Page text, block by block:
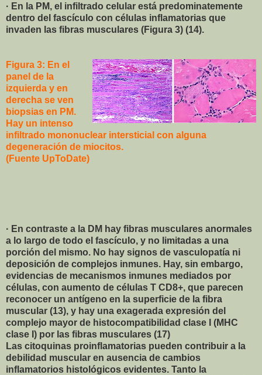
· En la PM, el infiltrado celular está predominatemente
dentro del fascículo con células inflamatorias que
invaden las fibras musculares (Figura 3) (14).
Figura 3: En el
panel de la
izquierda y en
derecha se ven
biopsias en PM.
Hay un intenso
infiltrado mononuclear intersticial con alguna
degeneración de miocitos.
(Fuente UpToDate)
· En contraste a la DM hay fibras musculares anormales
a lo largo de todo el fascículo, y no limitadas a una
porción del mismo. No hay signos de vasculopatía ni
deposición de complejos inmunes. Hay, sin embargo,
evidencias de mecanismos inmunes mediados por
células, con aumento de células T CD8+, que parecen
reconocer un antígeno en la superficie de la fibra
muscular (13), y hay una exagerada expresión del
complejo mayor de histocompatibilidad clase I (MHC
clase I) por las fibras musculares (17)
Las citoquinas proinflamatorias pueden contribuir a la
debilidad muscular en ausencia de cambios
inflamatorios histológicos evidentes. Tanto la